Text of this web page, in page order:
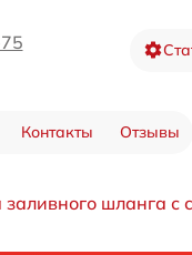
Контакты Отзывы
шланга с